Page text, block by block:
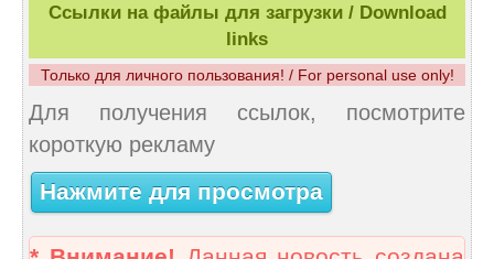
Ссылки на файлы для загрузки / Download
links
Только для личного пользования! / For personal use only!
Для получения ссылок, посмотрите
короткую рекламу
Нажмите для просмотра